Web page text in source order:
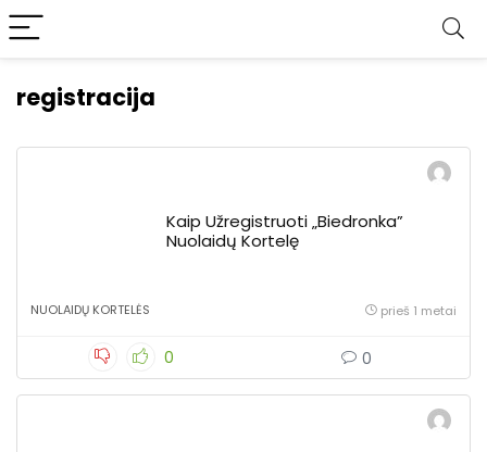
registracija
Kaip Užregistruoti „Biedronka”
Nuolaidų Kortelę
NUOLAIDŲ KORTELĖS prieš 1 metai
0 0